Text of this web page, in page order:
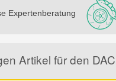
Expertenberatung
Artikel für den